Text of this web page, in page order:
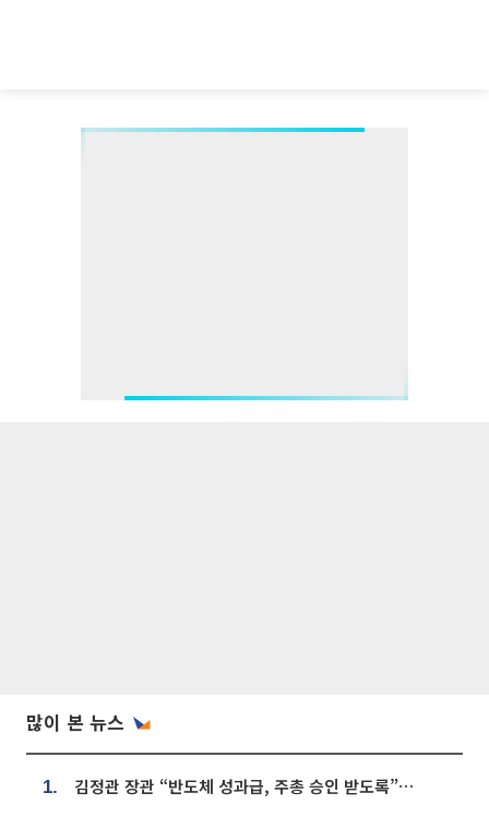
많이 본 뉴스
1. 김정관 장관 “반도체 성과급, 주총 승인 받도록”…상법·자본시장법 개정 시사